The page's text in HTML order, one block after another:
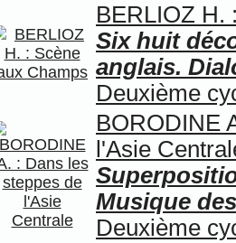
BERLIOZ H.
Six huit
anglais.
Deuxième
BORODINE
l'Asie
Musique
Deuxième